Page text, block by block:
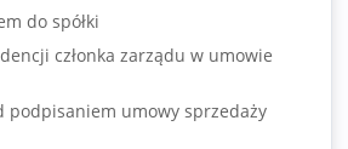
do spółki
członka zarządu w umowie
podpisaniem umowy sprzedaży